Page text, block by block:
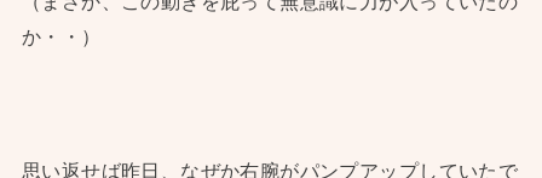
か・・）
思い返せば昨日、なぜか右腕がパンプアップしていたで